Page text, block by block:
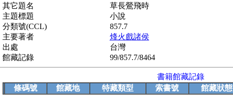
其它題名
草長鶯飛時
主題標題
小說
分類號(CCL)
857.7
主要著者
烽火戲諸侯
出處
台灣
館藏記錄
99/857.7/8464
書籍館藏記錄
條碼號
館藏地 特藏類型 索書號 館藏狀態